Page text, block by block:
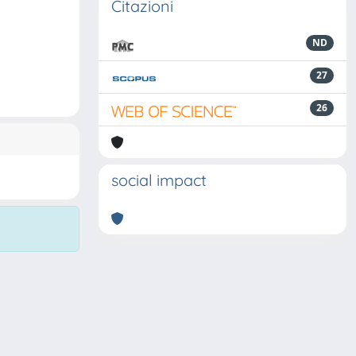
Citazioni
ND
27
26
social impact